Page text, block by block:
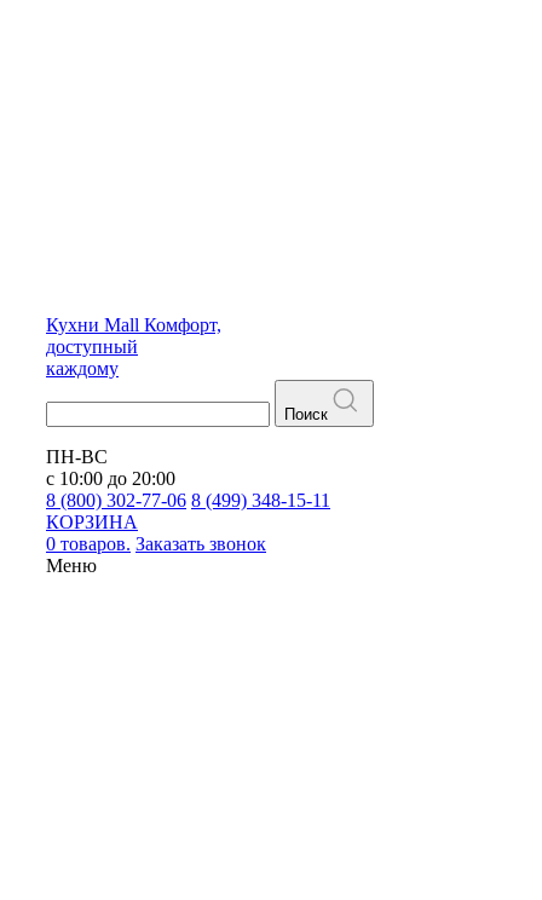
Кухни Mall Комфорт,
доступный
каждому
Поиск
ПН-ВС
с 10:00 до 20:00
8 (800) 302-77-06 8 (499) 348-15-11
КОРЗИНА
0 товаров. Заказать звонок
Меню